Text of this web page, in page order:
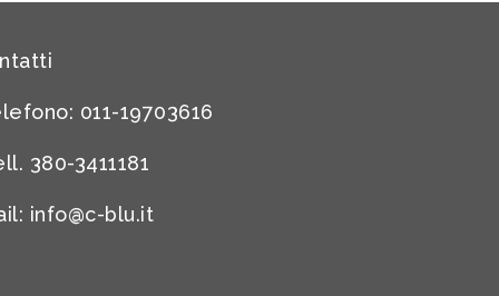
011-19703616
380-3411181
info@c-blu.it